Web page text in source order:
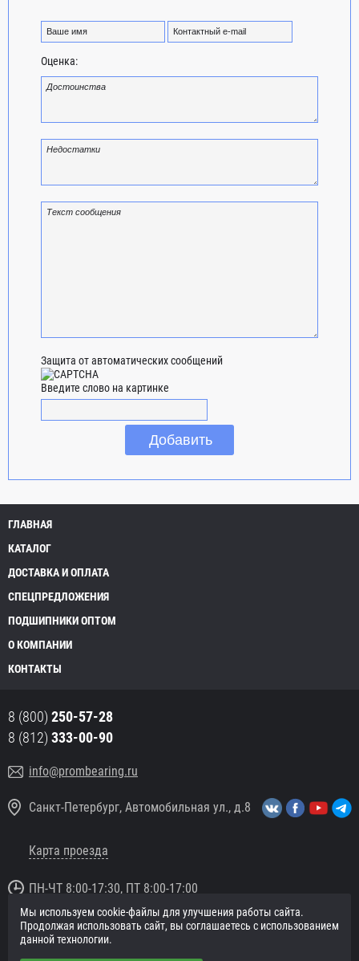
Оценка:
Защита от автоматических сообщений
Введите слово на картинке
ГЛАВНАЯ
КАТАЛОГ
ДОСТАВКА И ОПЛАТА
СПЕЦПРЕДЛОЖЕНИЯ
ПОДШИПНИКИ ОПТОМ
О КОМПАНИИ
КОНТАКТЫ
8 (800) 250-57-28
8 (812) 333-00-90
info@prombearing.ru
Санкт-Петербург, Автомобильная ул., д.8
Карта проезда
ПН-ЧТ 8:00-17:30, ПТ 8:00-17:00
© 2016 «PromBearing.ru»
Подшипники оптом и в розницу.
Мы используем cookie-файлы для улучшения работы сайта.
Продолжая использовать сайт, вы соглашаетесь с использованием
данной технологии.